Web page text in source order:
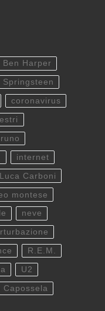
Ben Harper
Springsteen
coronavirus
internet
Luca Carboni
montese
neve
R.E.M.
U2
Capossela